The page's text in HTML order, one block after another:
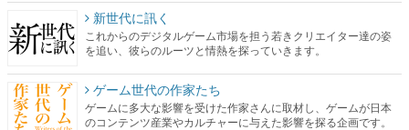
新世代に訊く
これからのデジタルゲーム市場を担う若きクリエイター達の姿
を追い、彼らのルーツと情熱を探っていきます。
ゲーム世代の作家たち
ゲームに多大な影響を受けた作家さんに取材し、ゲームが日本
のコンテンツ産業やカルチャーに与えた影響を探る企画です。